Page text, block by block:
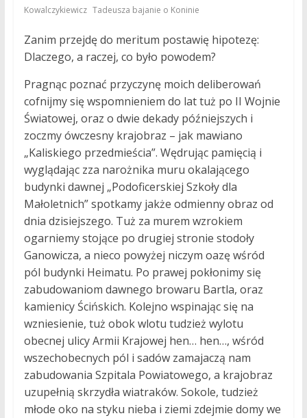
Kowalczykiewicz, Tadeusza bajanie o Koninie
Zanim przejdę do meritum postawię hipotezę:
Dlaczego, a raczej, co było powodem?
Pragnąc poznać przyczynę moich deliberowań
cofnijmy się wspomnieniem do lat tuż po II Wojnie
Światowej, oraz o dwie dekady późniejszych i
zoczmy ówczesny krajobraz – jak mawiano
„Kaliskiego przedmieścia”. Wędrując pamięcią i
wyglądając zza narożnika muru okalającego
budynki dawnej „Podoficerskiej Szkoły dla
Małoletnich” spotkamy jakże odmienny obraz od
dnia dzisiejszego. Tuż za murem wzrokiem
ogarniemy stojące po drugiej stronie stodoły
Ganowicza, a nieco powyżej niczym oazę wśród
pól budynki Heimatu. Po prawej pokłonimy się
zabudowaniom dawnego browaru Bartla, oraz
kamienicy Ścińskich. Kolejno wspinając się na
wzniesienie, tuż obok wlotu tudzież wylotu
obecnej ulicy Armii Krajowej hen… hen…, wśród
wszechobecnych pól i sadów zamajaczą nam
zabudowania Szpitala Powiatowego, a krajobraz
uzupełnią skrzydła wiatraków. Sokole, tudzież
młode oko na styku nieba i ziemi zdejmie domy we